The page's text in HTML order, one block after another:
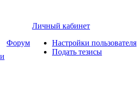
Форум
Личный кабинет
Настройки пользователя
Подать тезисы